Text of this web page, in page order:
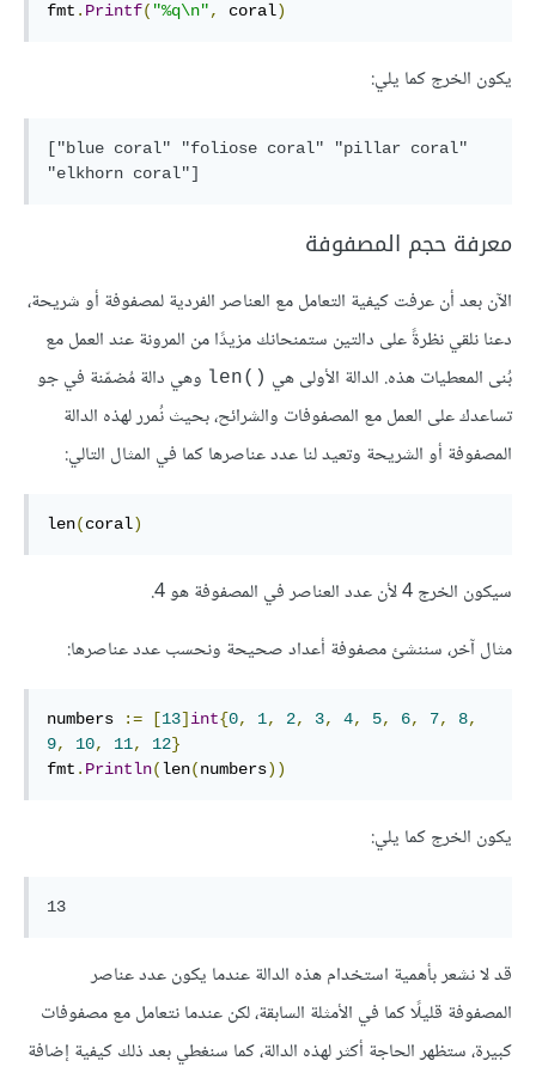
fmt . Printf( "%q\n", coral)
يكون الخرج كما يلي:
["blue coral" "foliose coral" "pillar coral"
"elkhorn coral"]
معرفة حجم المصفوفة
الآن بعد أن عرفت كيفية التعامل مع العناصر الفردية لمصفوفة أو شريحة،
دعنا نلقي نظرةً على دالتين ستمنحانك مزيدًا من المرونة عند العمل مع
بُنى المعطيات هذه. الدالة الأولى هي ()len
وهي دالة مُضمّنة في جو
تساعدك على العمل مع المصفوفات والشرائح، بحيث نُمرر لهذه الدالة
المصفوفة أو الشريحة وتعيد لنا عدد عناصرها كما في المثال التالي:
len(coral)
سيكون الخرج 4 لأن عدد العناصر في المصفوفة هو 4.
مثال آخر، سننشئ مصفوفة أعداد صحيحة ونحسب عدد عناصرها:
numbers := [13] int{0, 1, 2, 3, 4, 5, 6, 7, 8,
9, 10, 11, 12}
fmt . Println(len(numbers))
يكون الخرج كما يلي:
13
قد لا نشعر بأهمية استخدام هذه الدالة عندما يكون عدد عناصر
المصفوفة قليلًا كما في الأمثلة السابقة، لكن عندما نتعامل مع مصفوفات
كبيرة، ستظهر الحاجة أكثر لهذه الدالة، كما سنغطي بعد ذلك كيفية إضافة